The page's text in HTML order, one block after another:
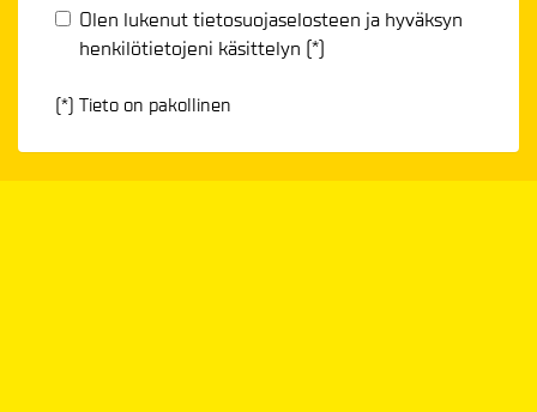
Olen lukenuttietosuojaselosteen ja hyväksyn
henkilötietojeni käsittelyn (*)
(*) Tieto on pakollinen